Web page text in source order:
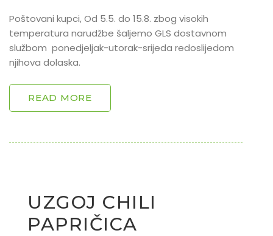
Poštovani kupci, Od 5.5. do 15.8. zbog visokih
temperatura narudžbe šaljemo GLS dostavnom
službom ponedjeljak-utorak-srijeda redoslijedom
njihova dolaska.
READ MORE
UZGOJ CHILI
PAPRIČICA